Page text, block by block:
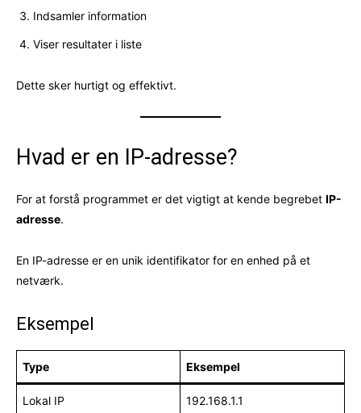
Indsamler information
Viser resultater i liste
Dette sker hurtigt og effektivt.
Hvad er en IP-adresse?
For at forstå programmet er det vigtigt at kende begrebet IP-
adresse.
En IP-adresse er en unik identifikator for en enhed på et
netværk.
Eksempel
Type Eksempel
Lokal IP 192.168.1.1